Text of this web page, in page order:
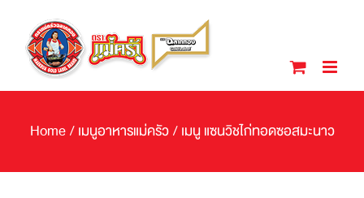
content
Home/ เมนูอาหารแม่ครัว/ เมนู แซนวิชไก่ทอดซอสมะนาว